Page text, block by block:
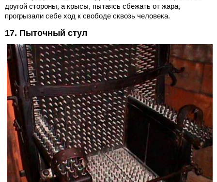
другой стороны, а крысы, пытаясь сбежать от жара,
прогрызали себе ход к свободе сквозь человека.
17. Пыточный стул